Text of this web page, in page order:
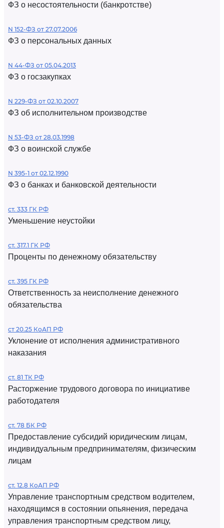
ФЗ о несостоятельности (банкротстве)
N 152-ФЗ от 27.07.2006
ФЗ о персональных данных
N 44-ФЗ от 05.04.2013
ФЗ о госзакупках
N 229-ФЗ от 02.10.2007
ФЗ об исполнительном производстве
N 53-ФЗ от 28.03.1998
ФЗ о воинской службе
N 395-1 от 02.12.1990
ФЗ о банках и банковской деятельности
ст. 333 ГК РФ
Уменьшение неустойки
ст. 317.1 ГК РФ
Проценты по денежному обязательству
ст. 395 ГК РФ
Ответственность за неисполнение денежного
обязательства
ст 20.25 КоАП РФ
Уклонение от исполнения административного
наказания
ст. 81 ТК РФ
Расторжение трудового договора по инициативе
работодателя
ст. 78 БК РФ
Предоставление субсидий юридическим лицам,
индивидуальным предпринимателям, физическим
лицам
ст. 12.8 КоАП РФ
Управление транспортным средством водителем,
находящимся в состоянии опьянения, передача
управления транспортным средством лицу,